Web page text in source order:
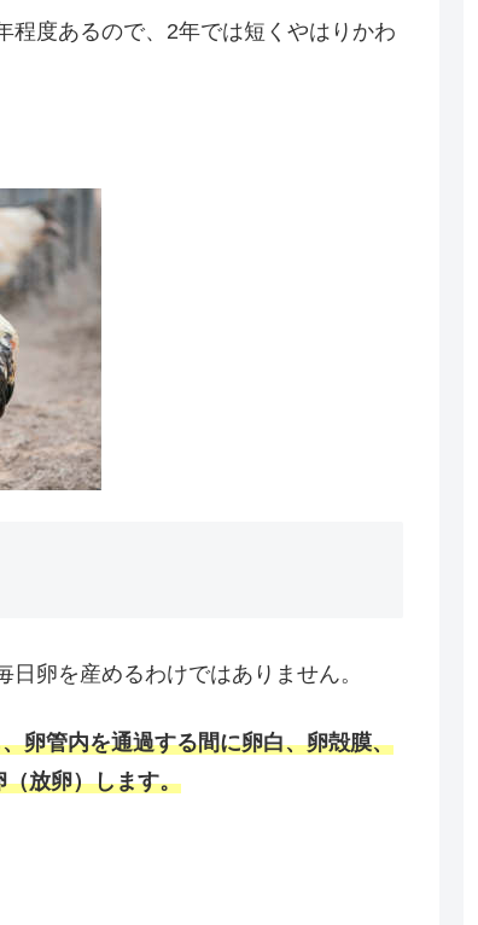
程度あるので、2年では短くやはりかわ
卵を産めるわけではありません。
卵管内を通過する間に卵白、卵殻膜、
放卵）します。